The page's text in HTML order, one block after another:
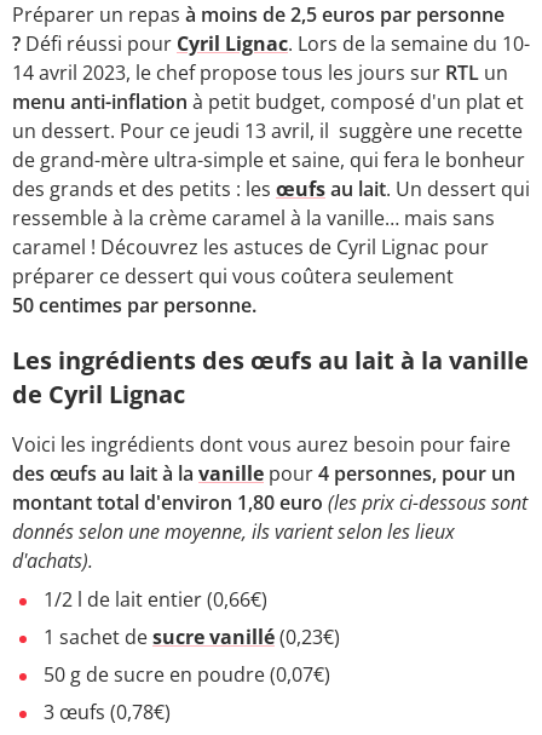
Préparer un repas à moins de 2,5 euros par personne
? Défi réussi pour Cyril Lignac. Lors de la semaine du 10-
14 avril 2023, le chef propose tous les jours sur RTL un
menu anti-inflation à petit budget, composé d'un plat et
un dessert. Pour ce jeudi 13 avril, il suggère une recette
de grand-mère ultra-simple et saine, qui fera le bonheur
des grands et des petits : les œufsau lait. Un dessert qui
ressemble à la crème caramel à la vanille… mais sans
caramel ! Découvrez les astuces de Cyril Lignac pour
préparer ce dessert qui vous coûtera seulement
50 centimes par personne.
Les ingrédients des œufs au lait à la vanille
de Cyril Lignac
Voici les ingrédients dont vous aurez besoin pour faire
des œufs au lait à la vanille pour4 personnes, pour un
montant total d'environ 1,80 euro (les prix ci-dessous sont
donnés selon une moyenne, ils varient selon les lieux
d'achats).
1/2 l de lait entier (0,66€)
1 sachet desucre vanillé(0,23€)
50 g de sucre en poudre (0,07€)
3 œufs (0,78€)